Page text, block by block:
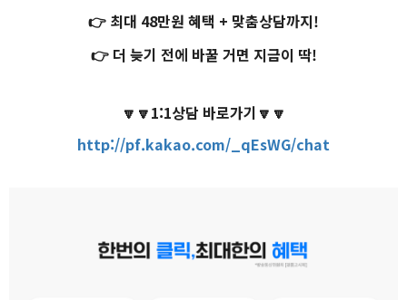
👉 최대 48만원 혜택 + 맞춤상담까지!
👉 더 늦기 전에 바꿀 거면 지금이 딱!
🔽🔽1:1상담 바로가기🔽🔽
http://pf.kakao.com/_qEsWG/chat